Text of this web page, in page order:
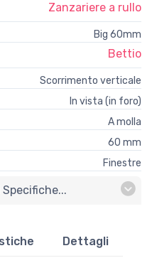
Zanzariere a rullo
Big 60mm
Bettio
Scorrimento verticale
In vista (in foro)
A molla
60 mm
Finestre
Dettagli